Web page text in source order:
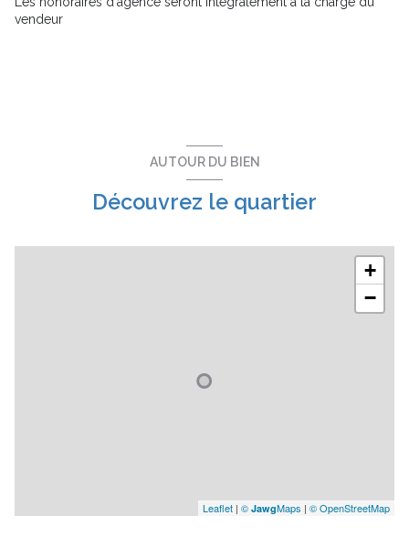
2 étage(s)
visiophone
vendeur
AUTOUR DU BIEN
Découvrez le quartier
+
−
Leaflet | © JawgMaps | © OpenStreetMap